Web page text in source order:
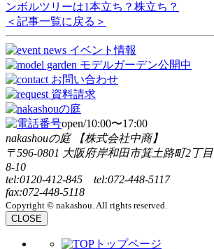
ンボルツリーは1本立ち？株立ち？
＜記事一覧に戻る＞
open/10:00〜17:00
nakashouの庭 【株式会社中商】
〒596-0801 大阪府岸和田市箕土路町2丁目
8-10
tel:0120-412-845 tel:072-448-5117
fax:072-448-5118
Copyright © nakashou. All rights reserved.
CLOSE
トップページ